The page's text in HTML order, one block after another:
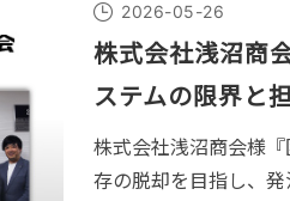
2026-05-26
株式会社浅沼商
ステムの限界と
株式会社浅沼商会様
存の脱却を目指し、